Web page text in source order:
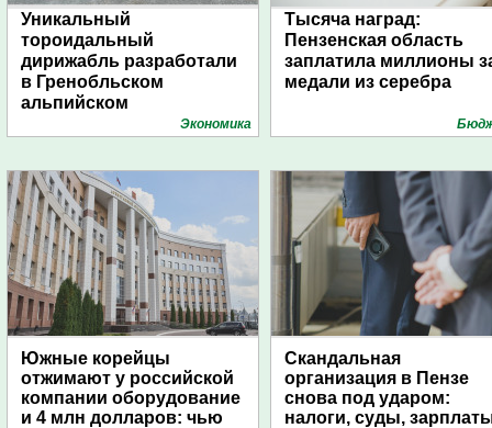
Уникальный
тороидальный
дирижабль разработали
в Гренобльском
альпийском
Экономика
Тысяча наград:
Пензенская область
заплатила миллионы
медали из серебра
Южные корейцы
отжимают у российской
компании оборудование
и 4 млн долларов: чью
Скандальная
организация в Пензе
снова под ударом:
налоги, суды,